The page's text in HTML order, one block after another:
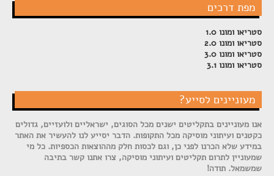
מפת דרכים
סטריאו ומונו 1.0
סטריאו ומונו 2.0
סטריאו ומונו 3.0
סטריאו ומונו 3.1
מעוניינים לסייע?
אנו מעוניינים בתקליטים ישנים מכל הסוגים, ישראליים ולועזיים, גדולים
כקטנים ועיתוני מוסיקה מכל התקופות. הדבר יסייע לנו להעשיר את האתר
במידע שלא הכרנו לפני כן, וגם לכסות חלק מההוצאות הכספיות. כל מי
שמעוניין לתרום תקליטים ועיתוני מוסיקה, צרו אתנו קשר בתיבה
שמשמאל. תודה!